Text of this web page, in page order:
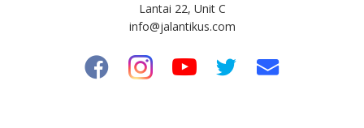
Lantai 22, Unit C
info@jalantikus.com